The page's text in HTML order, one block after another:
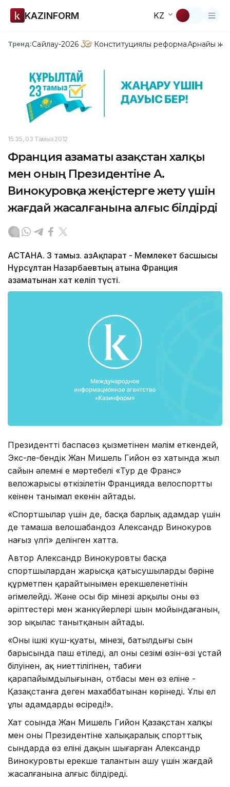
KAZINFORM KZ
Тренд:Сайлау-2026 Конституциялық реформаАрнайы
15:35, 03 Тамыз 2012
Франция азаматы Қазақстан халқы
мен оның Президентіне А.
Винокуровқа жеңістерге жету үшін
жағдай жасалғанына алғыс білдірді
АСТАНА. 3 тамыз. ҚазАқпарат - Мемлекет басшысы
Нұрсұлтан Назарбаевтың атына Франция
азаматынан хат келіп түсті.
Президенттің баспасөз қызметінен мәлім еткендей,
Экс-ле-бендік Жан Мишель Гийон өз хатында жыл
сайын әлемнің ең мәртебелі «Тур де Франс»
веложарысы өткізілетін Францияда велоспорттың
кеңінен танымал екенін айтады.
«Спортшылар үшін де, басқа барлық адамдар үшін
де тамаша велошабандоз Александр Винокуров
нағыз үлгі» делінген хатта.
Автор Александр Винокуровтың басқа
спортшылардан жарысқа қатысушылардың бәріне
құрметпен қарайтынымен ерекшеленетінін
әңгімелейді. Және осы бір мінезі арқылы оны өз
әріптестері мен жанкүйерлері шын мойындағанын,
зор ықылас танытқанын айтады.
«Оның ішкі күш-қуаты, мінезі, батылдығы сын
барысында паш етіледі, ал оның сезімі өзін-өзі ұстай
білуінен, ақ ниеттілігінен, табиғи
қарапайымдылығынан, отбасы мен өз еліне -
Қазақстанға деген махаббатынан көрінеді. Ұлы ел
ұлы адамдарды өсіреді!».
Хат соңында Жан Мишель Гийон Қазақстан халқы
мен оның Президентіне халықаралық спорттық
сындарда өз елінің даңқын шығарған Александр
Винокуровтың ерекше талантын ашу үшін жағдай
жасалғанына алғыс білдіреді.